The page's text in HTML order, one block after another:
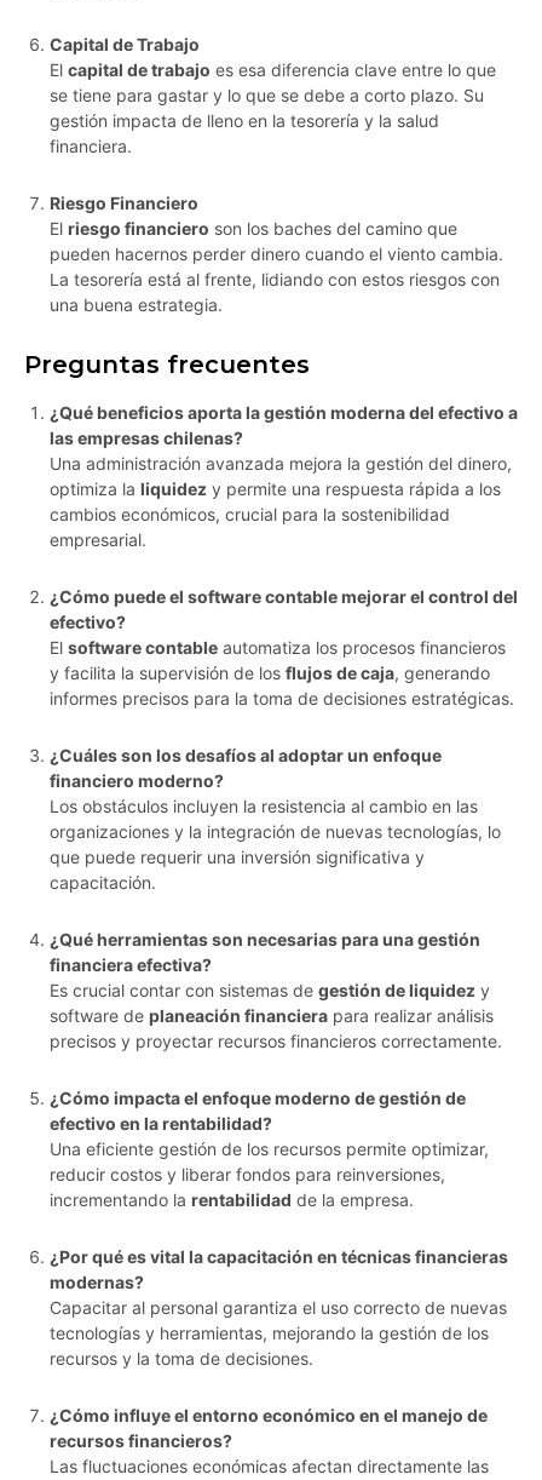
Capital de Trabajo
El capital de trabajo es esa diferencia clave entre lo que
se tiene para gastar y lo que se debe a corto plazo. Su
gestión impacta de lleno en la tesorería y la salud
financiera.
Riesgo Financiero
El riesgo financiero son los baches del camino que
pueden hacernos perder dinero cuando el viento cambia.
La tesorería está al frente, lidiando con estos riesgos con
una buena estrategia.
Preguntas frecuentes
¿Qué beneficios aporta la gestión moderna del efectivo a
las empresas chilenas?
Una administración avanzada mejora la gestión del dinero,
optimiza la liquidez y permite una respuesta rápida a los
cambios económicos, crucial para la sostenibilidad
empresarial.
¿Cómo puede el software contable mejorar el control del
efectivo?
El software contable automatiza los procesos financieros
y facilita la supervisión de los flujos de caja, generando
informes precisos para la toma de decisiones estratégicas.
¿Cuáles son los desafíos al adoptar un enfoque
financiero moderno?
Los obstáculos incluyen la resistencia al cambio en las
organizaciones y la integración de nuevas tecnologías, lo
que puede requerir una inversión significativa y
capacitación.
¿Qué herramientas son necesarias para una gestión
financiera efectiva?
Es crucial contar con sistemas de gestión de liquidez y
software de planeación financiera para realizar análisis
precisos y proyectar recursos financieros correctamente.
¿Cómo impacta el enfoque moderno de gestión de
efectivo en la rentabilidad?
Una eficiente gestión de los recursos permite optimizar,
reducir costos y liberar fondos para reinversiones,
incrementando la rentabilidad de la empresa.
¿Por qué es vital la capacitación en técnicas financieras
modernas?
Capacitar al personal garantiza el uso correcto de nuevas
tecnologías y herramientas, mejorando la gestión de los
recursos y la toma de decisiones.
¿Cómo influye el entorno económico en el manejo de
recursos financieros?
Las fluctuaciones económicas afectan directamente las